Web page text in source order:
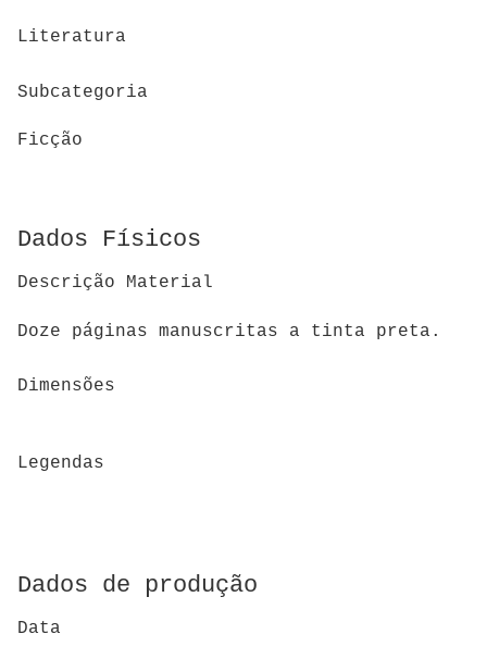
Literatura
Subcategoria
Ficção
Dados Físicos
Descrição Material
Doze páginas manuscritas a tinta preta.
Dimensões
Legendas
Dados de produção
Data